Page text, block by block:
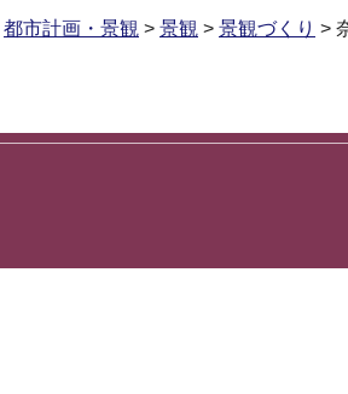
都市計画・景観 > 景観 > 景観づくり >